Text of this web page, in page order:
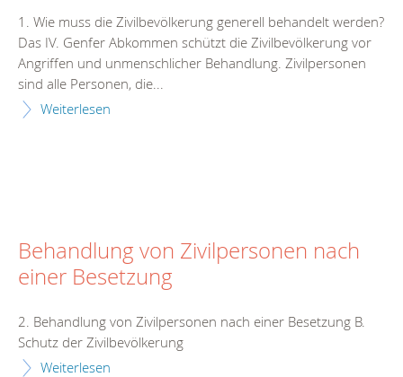
1. Wie muss die Zivilbevölkerung generell behandelt werden?
Das IV. Genfer Abkommen schützt die Zivilbevölkerung vor
Angriffen und unmenschlicher Behandlung. Zivilpersonen
sind alle Personen, die...
Weiterlesen
Behandlung von Zivilpersonen nach
einer Besetzung
2. Behandlung von Zivilpersonen nach einer Besetzung B.
Schutz der Zivilbevölkerung
Weiterlesen